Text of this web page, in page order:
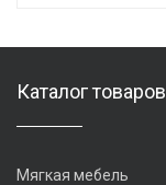
Каталог товаров
Мягкая мебель